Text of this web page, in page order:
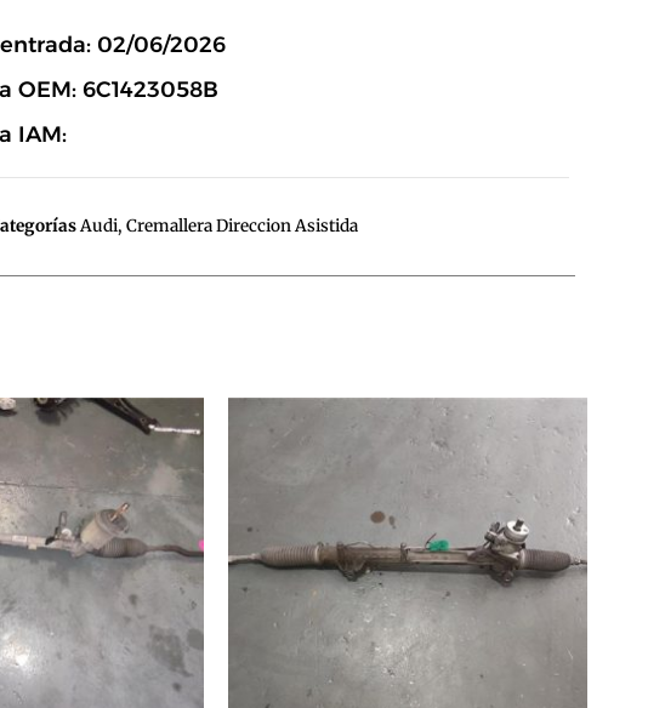
02/06/2026
OEM: 6C1423058B
IAM:
Audi, Cremallera Direccion Asistida